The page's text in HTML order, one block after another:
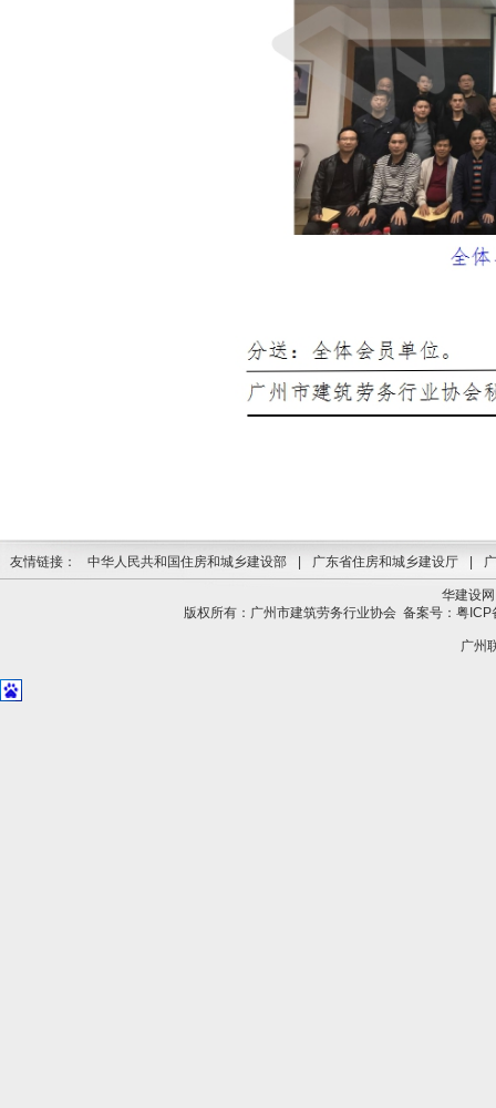
友情链接： 中华人民共和国住房和城乡建设部 广东省住房和城乡建设厅
华建设网
版权所有：广州市建筑劳务行业协会备案号：粤
广州